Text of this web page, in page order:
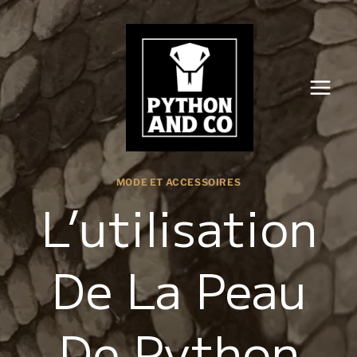
Aller
au
contenu
MODE ET ACCESSOIRES
L’utilisation
De La Peau